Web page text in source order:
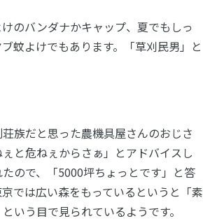
のバンダナかキャップ、夏でもしっ
蚊よけでもあります。「草刈民男」と
族だと思った農機具屋さんのおじさ
と危ねぇからさぁ」とアドバイスし
ので、「5000坪ちょっとです」と答
では広い森をもっているというと「素
いう目で見られているようです。